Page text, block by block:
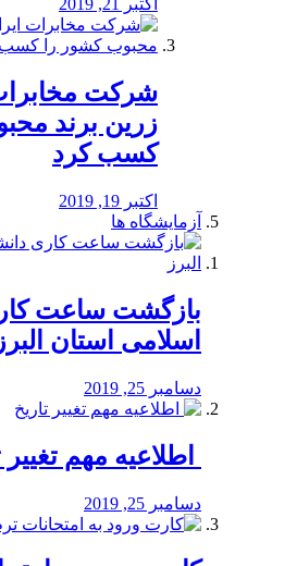
اکتبر 21, 2019
شرکت
زرین برند
کسب کرد
اکتبر 19, 2019
آزمایشگاه ها
بازگشت ساعت
اسلامی استان البرز
دسامبر 25, 2019
اطلاعیه مهم تغییر
دسامبر 25, 2019